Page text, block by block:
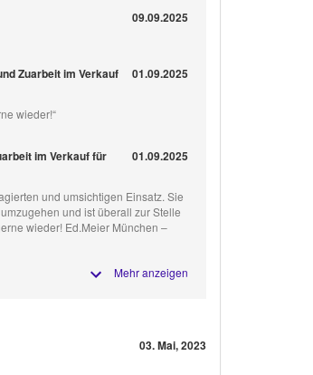
09.09.2025
Zuarbeit im Verkauf
01.09.2025
wieder!“
im Verkauf für
01.09.2025
und umsichtigen Einsatz. Sie
und ist überall zur Stelle
wieder! Ed.Meier München –
Mehr anzeigen
03. Mai, 2023